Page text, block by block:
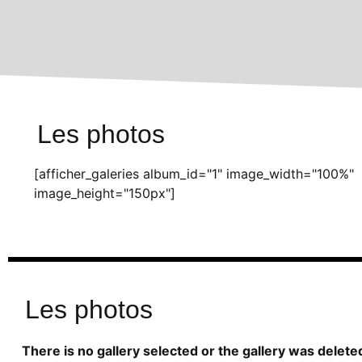
Les photos
[afficher_galeries album_id="1" image_width="100%"
image_height="150px"]
Les photos
There is no gallery selected or the gallery was